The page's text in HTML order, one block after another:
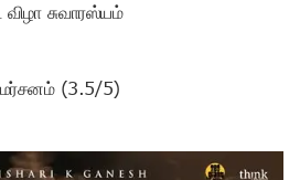
சுவாரஸ்யம்
(3.5/5)